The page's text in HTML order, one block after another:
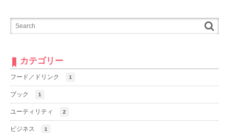
カテゴリー
フード／ドリンク 1
ブック 1
ユーティリティ 2
ビジネス 1